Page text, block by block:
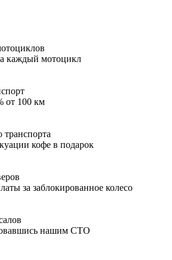
каждый мотоцикл
от 100 км
транспорта
кофе в подарок
за заблокированное колесо
нашим СТО